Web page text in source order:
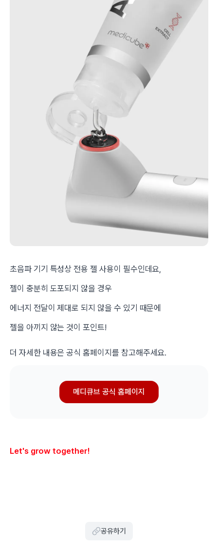
초음파 기기 특성상 전용 젤 사용이 필수인데요,
젤이 충분히 도포되지 않을 경우
에너지 전달이 제대로 되지 않을 수 있기 때문에
젤을 아끼지 않는 것이 포인트!
더 자세한 내용은 공식 홈페이지를 참고해주세요.
메디큐브 공식 홈페이지
Let's grow together!
공유하기